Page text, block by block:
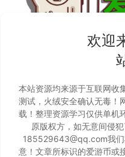
欢迎
本站资源均来源于互联网收
测试，火绒安全确认无毒！
载！整理资源学习仅供单机
原版权方，如无意间侵
185529643@qq.com我们
意！文章所标识的爱游币或